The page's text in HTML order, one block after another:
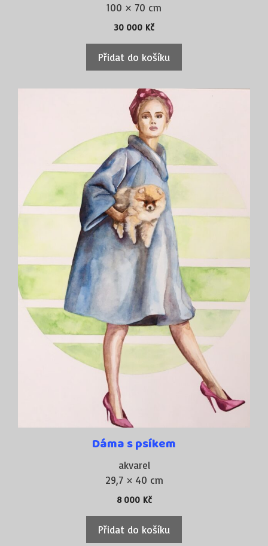
100 × 70 cm
30 000 Kč
Přidat do košíku
Dáma s psíkem
akvarel
29,7 × 40 cm
8 000 Kč
Přidat do košíku